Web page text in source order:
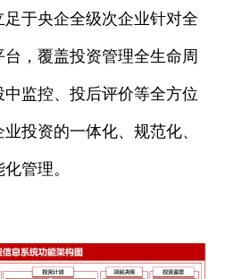
于央企全级次企业针对全
，覆盖投资管理全生命周
监控、投后评价等全方位
投资的一体化、规范化、
管理。